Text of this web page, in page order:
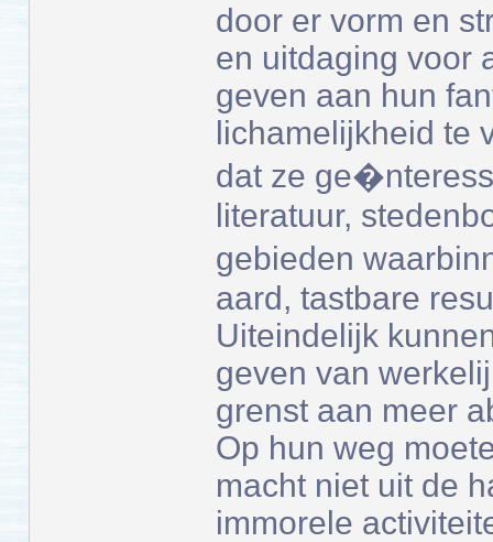
door er vorm en
en uitdaging voor
geven aan hun
lichamelijkheid te
dat ze
literatuur,
gebieden
aard, tastbare
Uiteindelijk
geven van
grenst aan meer
Op hun weg
macht niet uit de
immorele